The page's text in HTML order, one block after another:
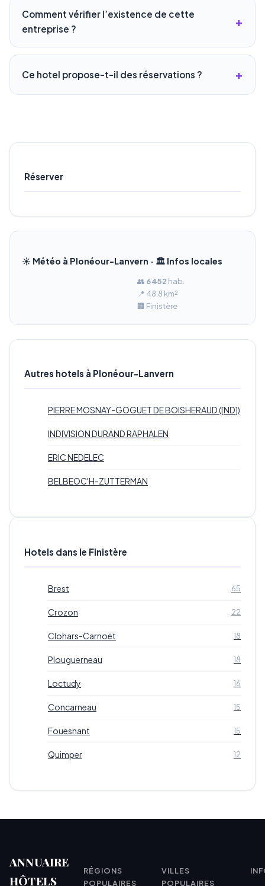
Comment vérifier l’existence de cette
entreprise ?
Ce hotel propose-t-il des réservations ?
Réserver
☀️ Météo à Plonéour-Lanvern · 🏛️ Infos locales
👥 6 452 hab.
📍 48.8 km²
🏢 Finistère
Autres hotels à Plonéour-Lanvern
PIERRE MOSNAY-GOGUET DE BOISHERAUD ([ND])
INDIVISION DURAND RAPHALEN
ERIC NEDELEC
BELBEOC'H-ZUTTERMAN
Hotels dans le Finistère
Brest 65
Crozon 22
Clohars-Carnoët 18
Plouguerneau 18
Loctudy 16
Concarneau 15
Fouesnant 15
Quimper 12
ANNUAIRE
HÔTELS
RÉGIONS
POPULAIRES
VILLES
POPULAIRES